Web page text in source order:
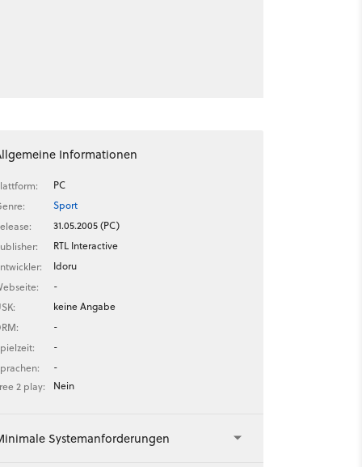
Informationen
PC
Sport
31.05.2005 (PC)
RTL Interactive
Idoru
-
keine Angabe
-
-
-
2 play:
Nein
Systemanforderungen